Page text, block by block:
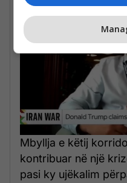
Mbyllja e këtij
kontribuar në një
pasi ky ujëkalim